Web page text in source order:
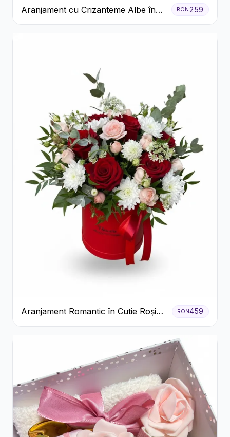
Aranjament cu Crizanteme Albe în
Cutie Galbenă
RON259
Aranjament Romantic în Cutie Roșie
cu Trandafiri și Crizanteme
RON459